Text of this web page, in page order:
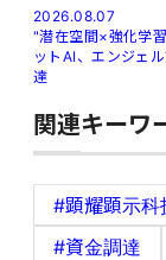
2026.08.07
"潜在空間×強化学
ットAI、エンジェ
達
関連キーワ
#顕耀顕示科
#資金調達